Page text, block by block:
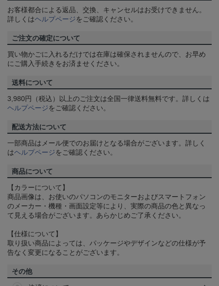
お客様都合による返品、交換、キャンセルはお受けできません。
詳しくはヘルプページをご確認ください。
ご注文の確定について
買い物かごに入れるだけでは在庫は確保されませんので、お早め
にご購入手続きをお済ませください。
送料について
3,980円（税込）以上のご注文は全国一律送料無料です。詳しくは
ヘルプページをご確認ください。
配送方法について
一部商品はメール便でのお届けとなる場合がございます。詳しく
はヘルプページをご確認ください。
商品について
【カラーについて】
商品画像は、お使いのパソコンのモニターおよびスマートフォン
のメーカー・機種・画面設定等により、実際の商品の色と異なっ
て見える場合がございます。あらかじめご了承ください。
【仕様について】
取り扱い商品によっては、パッケージやデザインなどの仕様が予
告なく変更になることがございます。
その他